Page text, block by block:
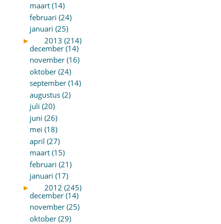
maart (14)
februari (24)
januari (25)
►
2013 (214)
december (14)
november (16)
oktober (24)
september (14)
augustus (2)
juli (20)
juni (26)
mei (18)
april (27)
maart (15)
februari (21)
januari (17)
►
2012 (245)
december (14)
november (25)
oktober (29)